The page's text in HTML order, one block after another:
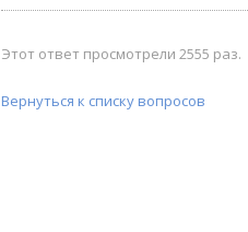
Этот ответ просмотрели 2555 раз.
Вернуться к списку вопросов